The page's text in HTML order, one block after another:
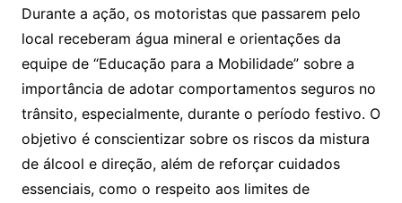
Durante a ação, os motoristas que passarem pelo
local receberam água mineral e orientações da
equipe de “Educação para a Mobilidade” sobre a
importância de adotar comportamentos seguros no
trânsito, especialmente, durante o período festivo. O
objetivo é conscientizar sobre os riscos da mistura
de álcool e direção, além de reforçar cuidados
essenciais, como o respeito aos limites de